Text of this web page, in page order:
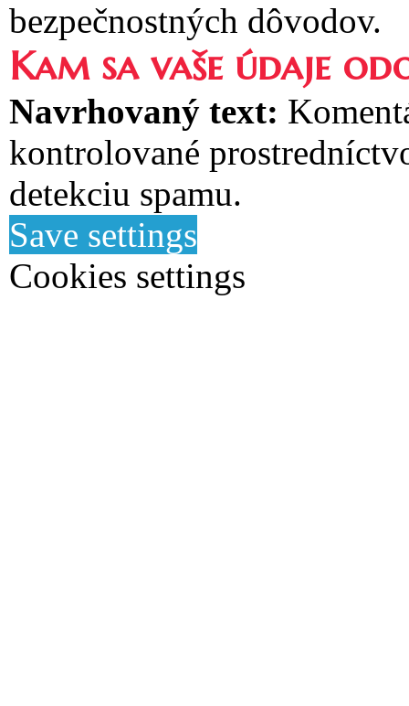
bezpečnostných dôvodov.
Kam sa vaše údaje
Navrhovaný text:
kontrolované
detekciu spamu.
Save settings
Cookies settings